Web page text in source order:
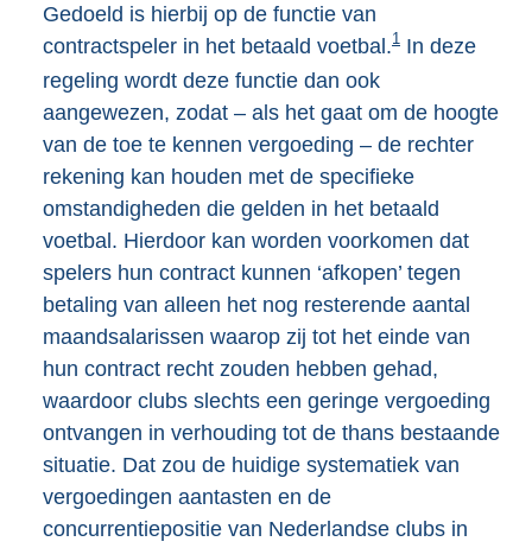
Gedoeld is hierbij op de functie van
contractspeler in het betaald voetbal.1 In deze
regeling wordt deze functie dan ook
aangewezen, zodat – als het gaat om de hoogte
van de toe te kennen vergoeding – de rechter
rekening kan houden met de specifieke
omstandigheden die gelden in het betaald
voetbal. Hierdoor kan worden voorkomen dat
spelers hun contract kunnen ‘afkopen’ tegen
betaling van alleen het nog resterende aantal
maandsalarissen waarop zij tot het einde van
hun contract recht zouden hebben gehad,
waardoor clubs slechts een geringe vergoeding
ontvangen in verhouding tot de thans bestaande
situatie. Dat zou de huidige systematiek van
vergoedingen aantasten en de
concurrentiepositie van Nederlandse clubs in